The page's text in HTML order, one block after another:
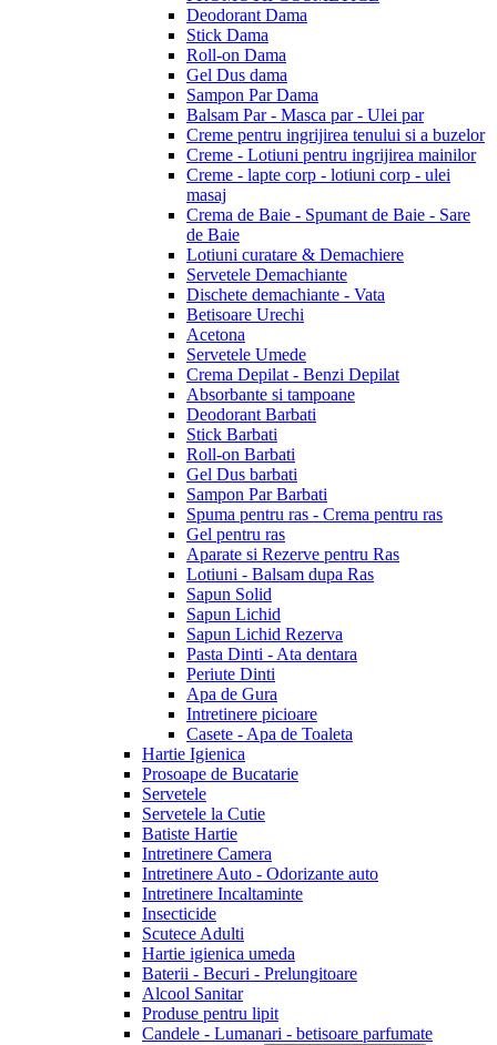
Deodorant Dama
Stick Dama
Roll-on Dama
Gel Dus dama
Sampon Par Dama
Balsam Par - Masca par - Ulei par
Creme pentru ingrijirea tenului si a buzelor
Creme - Lotiuni pentru ingrijirea mainilor
Creme - lapte corp - lotiuni corp - ulei
masaj
Crema de Baie - Spumant de Baie - Sare
de Baie
Lotiuni curatare & Demachiere
Servetele Demachiante
Dischete demachiante - Vata
Betisoare Urechi
Acetona
Servetele Umede
Crema Depilat - Benzi Depilat
Absorbante si tampoane
Deodorant Barbati
Stick Barbati
Roll-on Barbati
Gel Dus barbati
Sampon Par Barbati
Spuma pentru ras - Crema pentru ras
Gel pentru ras
Aparate si Rezerve pentru Ras
Lotiuni - Balsam dupa Ras
Sapun Solid
Sapun Lichid
Sapun Lichid Rezerva
Pasta Dinti - Ata dentara
Periute Dinti
Apa de Gura
Intretinere picioare
Casete - Apa de Toaleta
Hartie Igienica
Prosoape de Bucatarie
Servetele
Servetele la Cutie
Batiste Hartie
Intretinere Camera
Intretinere Auto - Odorizante auto
Intretinere Incaltaminte
Insecticide
Scutece Adulti
Hartie igienica umeda
Baterii - Becuri - Prelungitoare
Alcool Sanitar
Produse pentru lipit
Candele - Lumanari - betisoare parfumate